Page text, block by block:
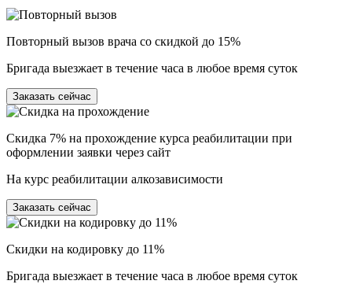
Повторный вызов врача со скидкой до 15%
Бригада выезжает в течение часа в любое время суток
Заказать сейчас
Скидка 7% на прохождение курса реабилитации при
оформлении заявки через сайт
На курс реабилитации алкозависимости
Заказать сейчас
Скидки на кодировку до 11%
Бригада выезжает в течение часа в любое время суток